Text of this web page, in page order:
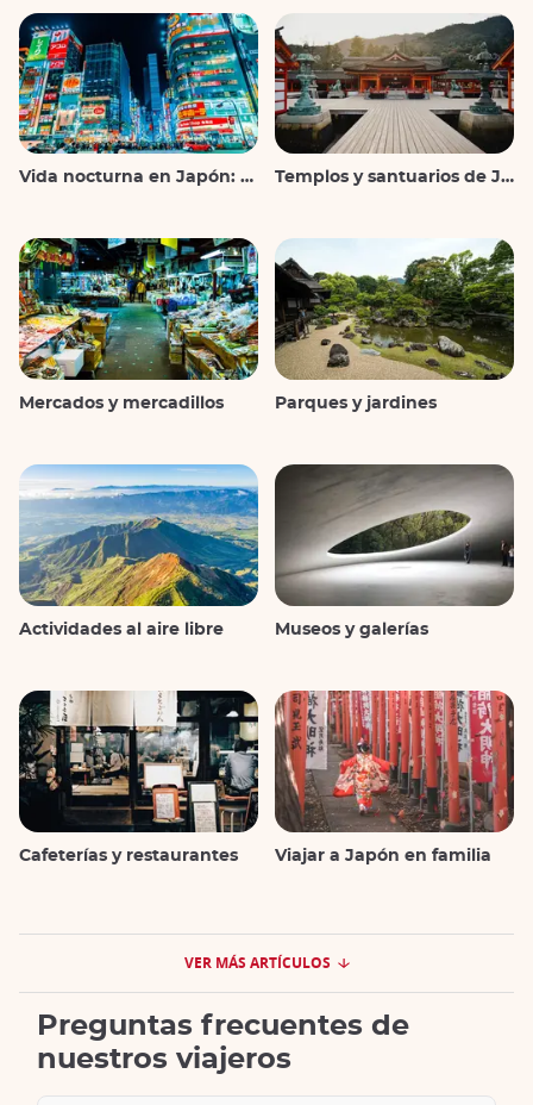
ofrece la mejor relación calidad-experiencia para
descubrir Japón en profundidad.
¿A qué esperas? Reserva ya el viaje que más te guste.
Viajes a medida: empieza desde cero o
personaliza un viaje prediseñado
eso nuestro equipo está a tu disposición para encontrar el
itinerario personalizado que cumpla tus deseos.
Con más de 40 años de experiencia organizando viajes a
Japón y un equipo de expertos que han vivido o viajado por el
país, trabajamos contigo para diseñar el viaje de tus sueños.
Vida nocturna en Japón: salir, ver y beber Templos y santuarios de Japón
Mercados y mercadillos Parques y jardines
Actividades al aire libre Museos y galerías
Cafeterías y restaurantes Viajar a Japón en familia
VER MÁS ARTÍCULOS
Preguntas frecuentes de
nuestros viajeros